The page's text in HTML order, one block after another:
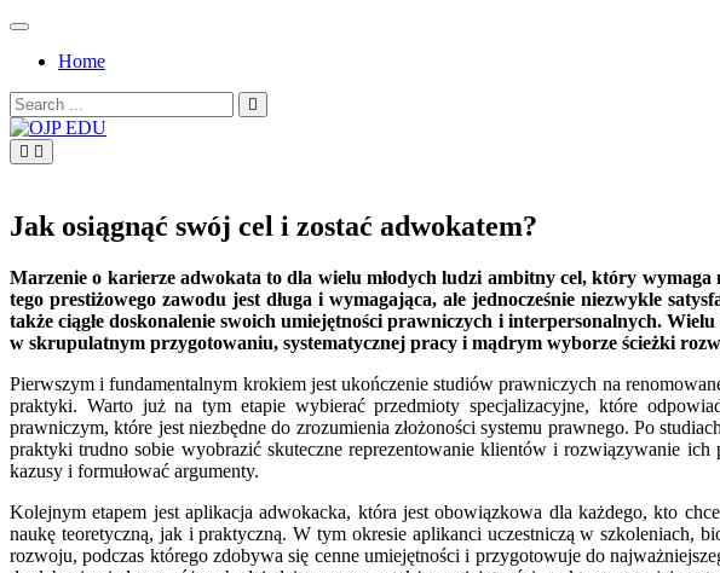
Skip
contentHome
Search
for:
Jak osiągnąć swój cel i zostać adwokatem?
Marzenie o karierze adwokata to dla wielu młodych ludzi ambitny cel, który
tego prestiżowego zawodu jest długa i wymagająca, ale jednocześnie niezwykle
także ciągłe doskonalenie swoich umiejętności prawniczych i interpersonalnych.
w skrupulatnym przygotowaniu, systematycznej pracy i mądrym wyborze ścieżki
Pierwszym i fundamentalnym krokiem jest ukończenie studiów prawniczych na
praktyki. Warto już na tym etapie wybierać przedmioty specjalizacyjne, które
prawniczym, które jest niezbędne do zrozumienia złożoności systemu prawnego. Po
praktyki trudno sobie wyobrazić skuteczne reprezentowanie klientów i rozwiązywanie
kazusy i formułować argumenty.
Kolejnym etapem jest aplikacja adwokacka, która jest obowiązkowa dla każdego, kto
naukę teoretyczną, jak i praktyczną. W tym okresie aplikanci uczestniczą w szkoleniach,
rozwoju, podczas którego zdobywa się cenne umiejętności i przygotowuje do